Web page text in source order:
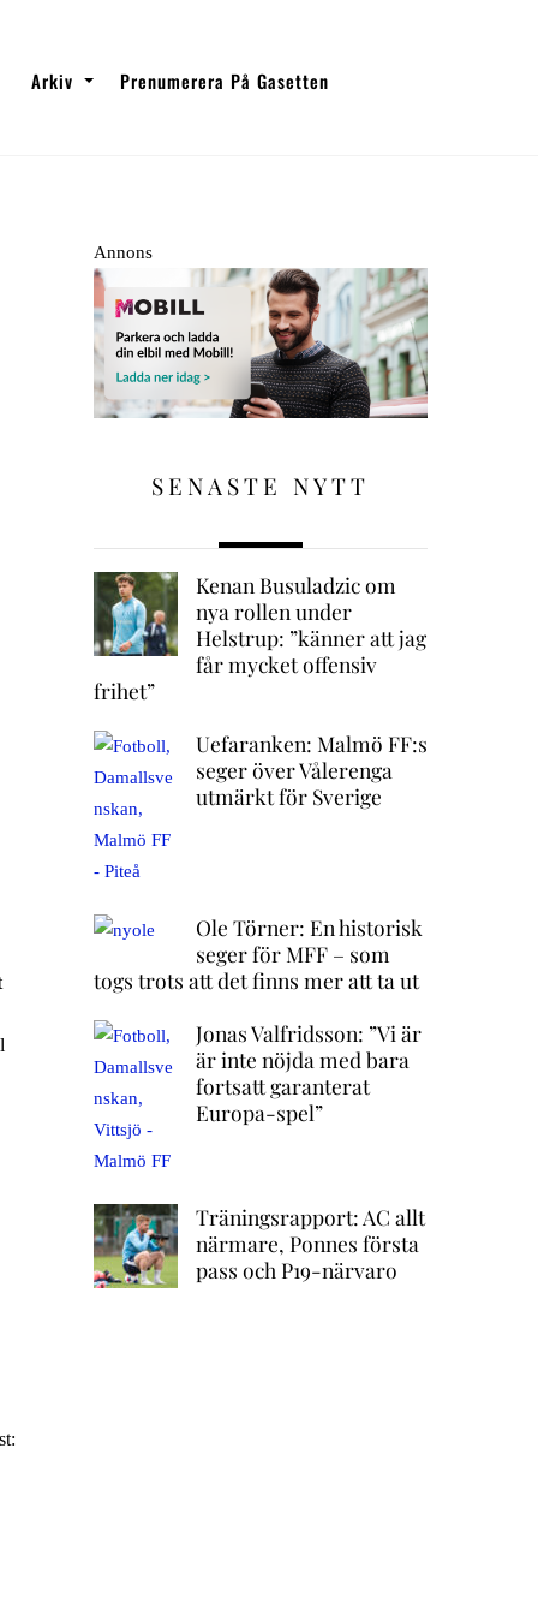
Arkiv Prenumerera På Gasetten
Annons
SENASTE NYTT
Kenan Busuladzic om
nya rollen under
Helstrup: ”känner att jag
får mycket offensiv
frihet”
Uefaranken: Malmö FF:s
seger över Vålerenga
utmärkt för Sverige
Ole Törner: En historisk
seger för MFF – som
togs trots att det finns mer att ta ut
Jonas Valfridsson: ”Vi är
är inte nöjda med bara
fortsatt garanterat
Europa-spel”
Träningsrapport: AC allt
närmare, Ponnes första
pass och P19-närvaro